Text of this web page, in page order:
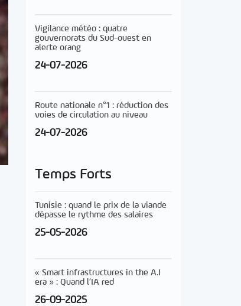
Vigilance météo : quatre
gouvernorats du Sud-ouest en
alerte orang
24-07-2026
Route nationale n°1 : réduction des
voies de circulation au niveau
24-07-2026
Temps Forts
Tunisie : quand le prix de la viande
dépasse le rythme des salaires
25-05-2026
« Smart infrastructures in the A.I
era » : Quand l’IA red
26-09-2025